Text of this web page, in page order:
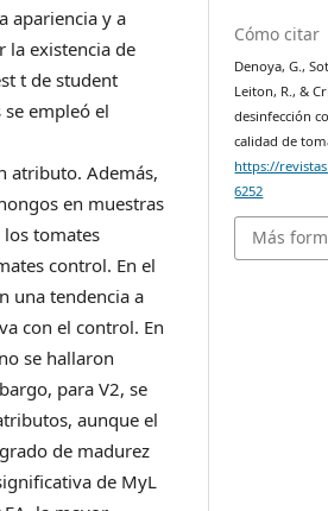
apariencia y a
la existencia de
t de student
empleó el
atributo. Además,
en muestras
los tomates
control. En el
una tendencia a
con el control. En
se hallaron
para V2, se
aunque el
de madurez
de MyL
Cómo citar
Denoya, G.,
Leiton, R., &
desinfección
calidad de
https://
6252
Más